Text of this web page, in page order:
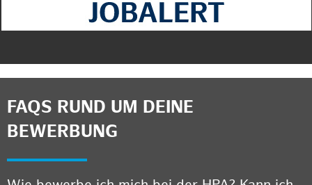
FAQS RUND UM DEINE
BEWERBUNG